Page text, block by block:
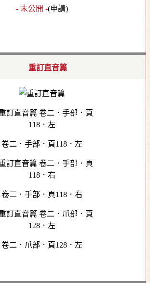
- 未公開 -(申請)
重訂直音篇
卷二．手部．頁118．左
卷二．手部．頁118．右
卷二．爪部．頁128．左